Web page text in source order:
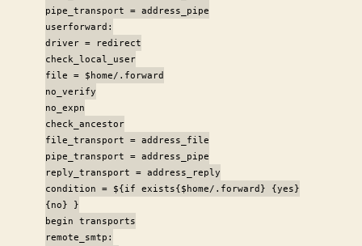
pipe_transport = address_pipe
userforward:
driver = redirect
check_local_user
file = $home/.forward
no_verify
no_expn
check_ancestor
file_transport = address_file
pipe_transport = address_pipe
reply_transport = address_reply
condition = ${if exists{$home/.forward} {yes}
{no} }
begin transports
remote_smtp: